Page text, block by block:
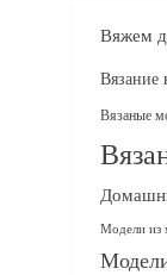
Вяжем
Вязание
Вязаные
Модели из